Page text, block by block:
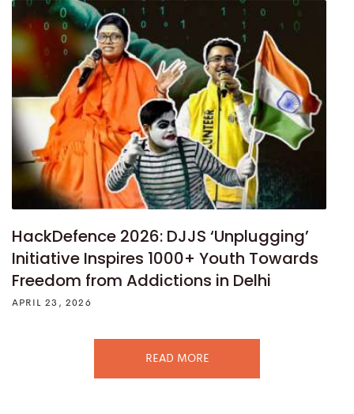
HackDefence 2026: DJJS ‘Unplugging’
Initiative Inspires 1000+ Youth Towards
Freedom from Addictions in Delhi
APRIL 23, 2026
READ MORE